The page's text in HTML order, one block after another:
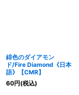
緋色のダイアモン
ド/Fire Diamond《日本
語》【CMR】
60円(税込)